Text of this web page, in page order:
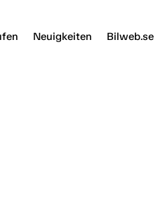
Neuigkeiten Bilweb.se